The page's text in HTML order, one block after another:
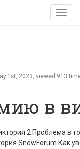
2023, viewed 913
в
2 Проблема в
SnowForum Как